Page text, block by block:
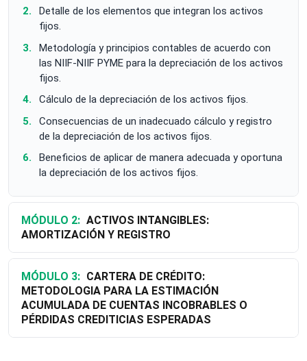
Detalle de los elementos que integran los activos
fijos.
Metodología y principios contables de acuerdo con
las NIIF-NIIF PYME para la depreciación de los activos
fijos.
Cálculo de la depreciación de los activos fijos.
Consecuencias de un inadecuado cálculo y registro
de la depreciación de los activos fijos.
Beneficios de aplicar de manera adecuada y oportuna
la depreciación de los activos fijos.
MÓDULO 2: ACTIVOS INTANGIBLES:
AMORTIZACIÓN Y REGISTRO
MÓDULO 3:
METODOLOGIA PARA LA ESTIMACIÓN
ACUMULADA DE CUENTAS INCOBRABLES O
PÉRDIDAS CREDITICIAS ESPERADAS